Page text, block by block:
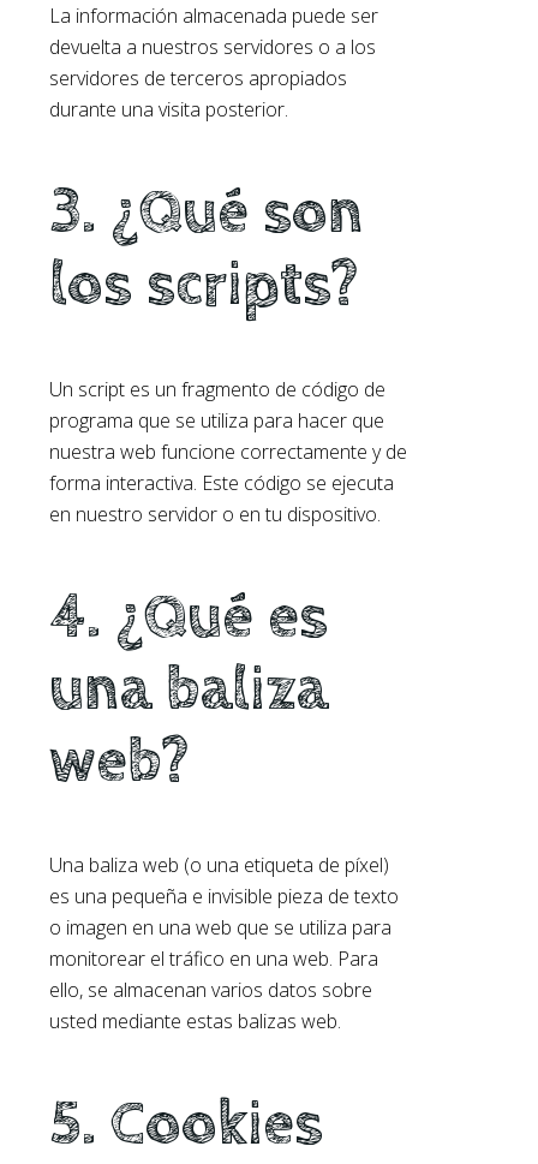
La información almacenada puede ser
devuelta a nuestros servidores o a los
servidores de terceros apropiados
durante una visita posterior.
3. ¿Qué son
los scripts?
Un script es un fragmento de código de
programa que se utiliza para hacer que
nuestra web funcione correctamente y de
forma interactiva. Este código se ejecuta
en nuestro servidor o en tu dispositivo.
4. ¿Qué es
una baliza
web?
Una baliza web (o una etiqueta de píxel)
es una pequeña e invisible pieza de texto
o imagen en una web que se utiliza para
monitorear el tráfico en una web. Para
ello, se almacenan varios datos sobre
usted mediante estas balizas web.
5. Cookies